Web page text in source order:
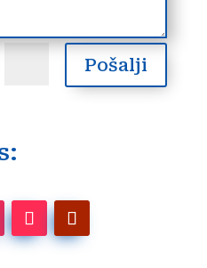
Pošalji